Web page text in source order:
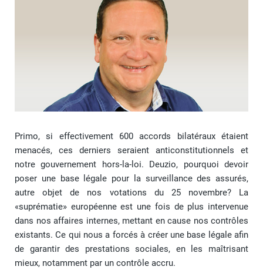
Primo, si effectivement 600 accords bilatéraux étaient
menacés, ces derniers seraient anticonstitutionnels et
notre gouvernement hors-la-loi. Deuzio, pourquoi devoir
poser une base légale pour la surveillance des assurés,
autre objet de nos votations du 25 novembre? La
«suprématie» européenne est une fois de plus intervenue
dans nos affaires internes, mettant en cause nos contrôles
existants. Ce qui nous a forcés à créer une base légale afin
de garantir des prestations sociales, en les maîtrisant
mieux, notamment par un contrôle accru.